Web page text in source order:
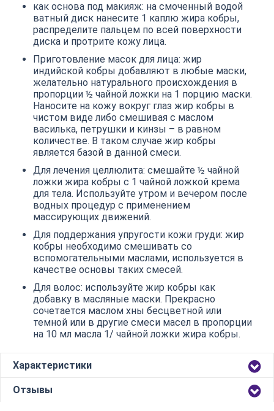
как основа под макияж: на смоченный водой
ватный диск нанесите 1 каплю жира кобры,
распределите пальцем по всей поверхности
диска и протрите кожу лица.
Приготовление масок для лица: жир
индийской кобры добавляют в любые маски,
желательно натурального происхождения в
пропорции ½ чайной ложки на 1 порцию маски.
Наносите на кожу вокруг глаз жир кобры в
чистом виде либо смешивая с маслом
василька, петрушки и кинзы – в равном
количестве. В таком случае жир кобры
является базой в данной смеси.
Для лечения целлюлита: смешайте ½ чайной
ложки жира кобры с 1 чайной ложкой крема
для тела. Используйте утром и вечером после
водных процедур с применением
массирующих движений.
Для поддержания упругости кожи груди: жир
кобры необходимо смешивать со
вспомогательными маслами, используется в
качестве основы таких смесей.
Для волос: используйте жир кобры как
добавку в масляные маски. Прекрасно
сочетается маслом хны бесцветной или
темной или в другие смеси масел в пропорции
на 10 мл масла 1/ чайной ложки жира кобры.
Характеристики
Отзывы